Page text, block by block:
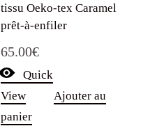
tissu Oeko-tex Caramel
prêt-à-enfiler
65.00€
Quick
View
Ajouter au
panier